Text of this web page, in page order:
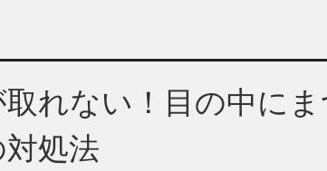
取れない！目の中に
処法